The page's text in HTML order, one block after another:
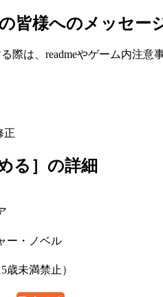
皆様へのメッセー
際は、readmeやゲーム内注意
正
る］ の詳細
ー・ノベル
歳未満禁止）